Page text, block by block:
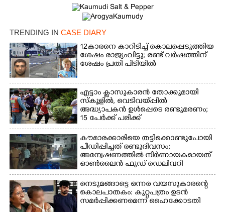
TRENDING IN CASE DIARY
12കാരനെ കാറിടിച്ച് കൊലപ്പെടുത്തിയ
ശേഷം രാജ്യംവിട്ടു; രണ്ട് വർഷത്തിന്
ശേഷം പ്രതി പിടിയിൽ
എട്ടാം ക്ളാസുകാരൻ തോക്കുമായി
സ്കൂളിൽ, വെടിവയ്പ്പിൽ
അദ്ധ്യാപകൻ ഉൾപ്പെടെ രണ്ടുമരണം;
15 പേർക്ക് പരിക്ക്
കൗമാരക്കാരിയെ തട്ടിക്കൊണ്ടുപോയി
പീഡിപ്പിച്ചത് രണ്ടുദിവസം;
അന്വേഷണത്തിൽ നിർണായകമായത്
ഓൺലൈൻ ഫുഡ് ഡെലിവറി
നെടുമങ്ങാട്ടെ ഒന്നര വയസുകാരന്റെ
കൊലപാതകം: കുറ്റപത്രം ഉടൻ
സമർപ്പിക്കണമെന്ന് ഹൈക്കോടതി
Copy Link